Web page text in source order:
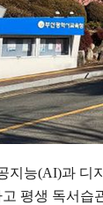
지능(AI)과 디
평생 독서습